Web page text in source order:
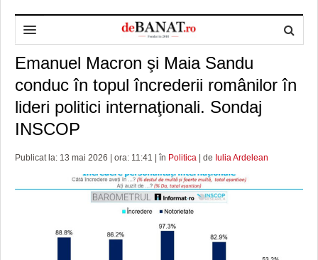
HOME
DESPRE NOI
REDACȚIA DEBANAT
POLITICA DE CONFIDENȚIALITATE
ADMINISTRAȚIE
PRIMĂRIA TIMIŞOARA
PREFECTURA TIMIŞ
POLITICĂ
POLI TIMISOARA
FOTBAL JUDETEAN
ALTE SPORTURI
DOSARELE DEBANAT
ETICA LUCIDITĂȚII ASISTATE
TIMP LIBER ȘI CULTURĂ
TIMP LIBER
ECONOMIC
Emanuel Macron şi Maia Sandu
conduc în topul încrederii românilor în
lideri politici internaţionali. Sondaj
INSCOP
Publicat la: 13 mai 2026 | ora: 11:41 | în Politica | de Iulia Ardelean